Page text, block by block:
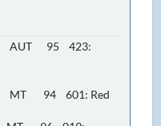
AUT 95 423:
MT 94 601: Red